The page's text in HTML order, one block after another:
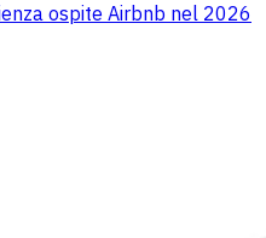
ospite Airbnb nel 2026